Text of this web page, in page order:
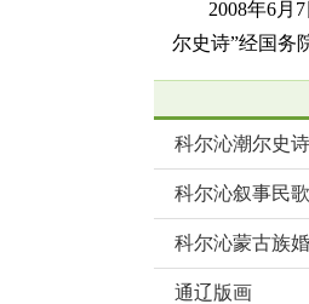
2008年6月
尔史诗”经国务
科尔沁潮尔史诗
科尔沁叙事民歌
科尔沁蒙古族
通辽版画